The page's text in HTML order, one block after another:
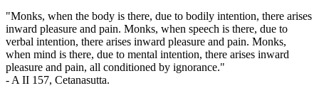
"Monks, when the body is there, due to bodily intention, there arises
inward pleasure and pain. Monks, when speech is there, due to
verbal intention, there arises inward pleasure and pain. Monks,
when mind is there, due to mental intention, there arises inward
pleasure and pain, all conditioned by ignorance."
- A II 157, Cetanasutta.